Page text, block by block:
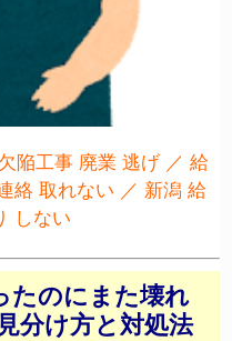
陥工事 廃業 逃げ ／ 給
絡 取れない ／ 新潟 給
しない
たのにまた壊れ
分け方と対処法